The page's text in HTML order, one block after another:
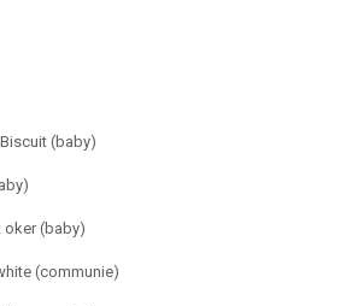
(baby)
oker (baby)
(communie)